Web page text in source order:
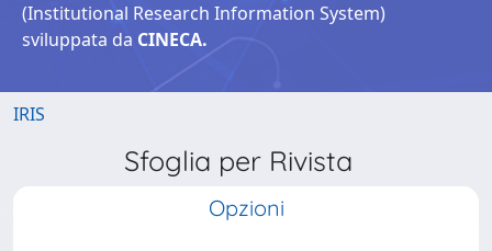
(Institutional Research Information System)
sviluppata da CINECA.
IRIS
Sfoglia per Rivista
Opzioni